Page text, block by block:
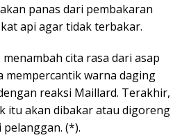
panas dari pembakaran
api agar tidak terbakar.
cita rasa dari asap
mempercantik warna daging
reaksi Maillard. Terakhir,
itu akan dibakar atau digoreng
(*).